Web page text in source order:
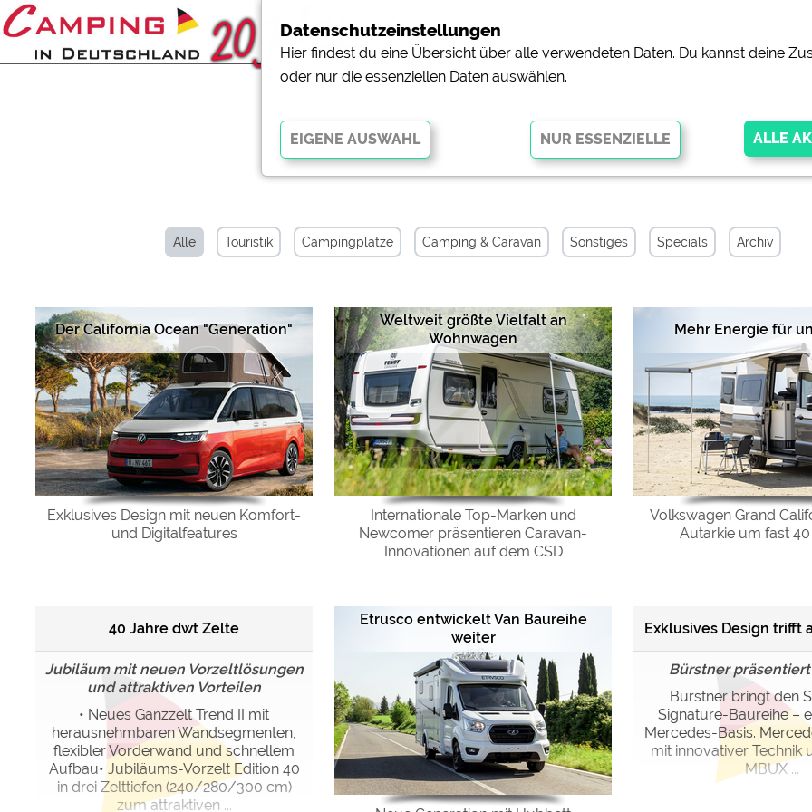
Meldungen
Alle Touristik Campingplätze Camping & Caravan Sonstiges Specials Archiv
Der California Ocean "Generation"
Exklusives Design mit neuen Komfort-
und Digitalfeatures
Weltweit größte Vielfalt an
Wohnwagen
Internationale Top-Marken und
Newcomer präsentieren Caravan-
Innovationen auf dem CSD
Mehr Energie für
Volkswagen Grand
Autarkie um fast
40 Jahre dwt Zelte
Jubiläum mit neuen Vorzeltlösungen
und attraktiven Vorteilen
• Neues Ganzzelt Trend II mit
herausnehmbaren Wandsegmenten,
flexibler Vorderwand und schnellem
Aufbau• Jubiläums-Vorzelt Edition 40
in drei Zelttiefen (240/280/300 cm)
zum attraktiven ...
Etrusco entwickelt Van Baureihe
weiter
Exklusives Design trifft
Bürstner präsentiert
Bürstner bringt den
Signature-Baureihe –
Mercedes-Basis.
mit innovativer Technik
MBUX ...
Datenschutzeinstellungen
Hier findest du eine Übersicht über alle verwendeten Daten. Du kannst deine
oder nur die essenziellen Daten auswählen.
der Website dringend erforderlich. Ohne diese Cookies werden Teile der Websitenicht
funktionieren.
Externe Medien
YouTube (Videos von Campingplätzen)
https://policies.google.com/privacy
Campingplatzvorschau (Vorschau der Internetseiten von
Campingplätzen)
siehe Datenschutzerklärung des
Google Maps (Kartensuche, Anfahrt usw.)
https://policies.google.com/privacy
Google reCAPTCHA (Formulare)
https://policies.google.com/privacy
Statistiken
https://policies.google.com/privacy
Google AdSense
https://policies.google.com/privacy
Die Cookieeinstellungen können jeder Zeit im Footer über "COOKIES" geändert